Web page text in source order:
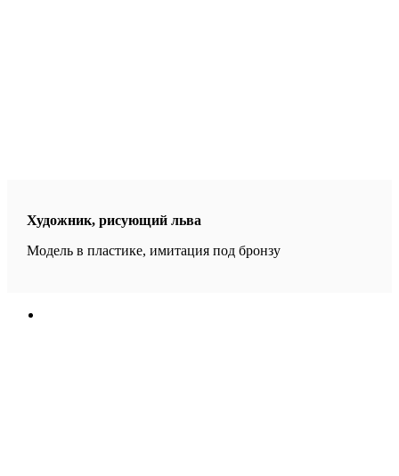
Художник, рисующий льва
Модель в пластике, имитация под бронзу